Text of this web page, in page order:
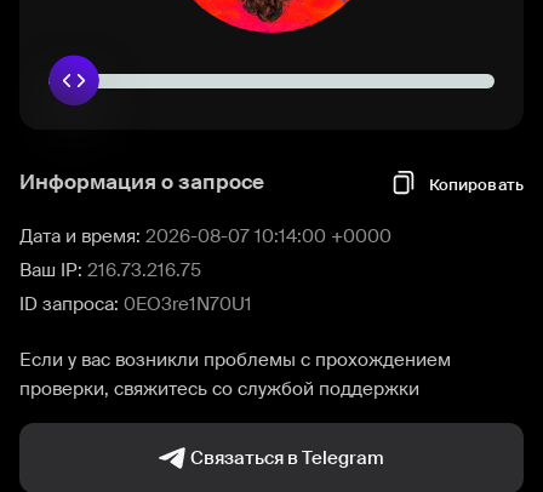
Информация о запросе Копировать
Дата и время: 2026-08-07 10:14:00 +0000
Ваш IP: 216.73.216.75
ID запроса: 0EO3re1N70U1
Если у вас возникли проблемы с прохождением
проверки, свяжитесь со службой поддержки
Связаться в Telegram